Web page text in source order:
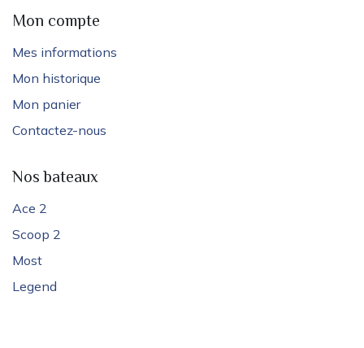
Mon compte
Mes informations
Mon historique
Mon panier
Contactez-nous
Nos bateaux
Ace 2
Scoop 2
Most
Legend